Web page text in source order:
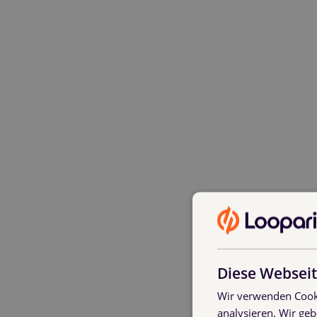
Typische
Qualitätsdifferenzen: Ihr schickt
Fehlende Buchungen: Der
gebucht. Klingt nach Kleinkram?
Diese
Wir verwenden
analysieren. Wir